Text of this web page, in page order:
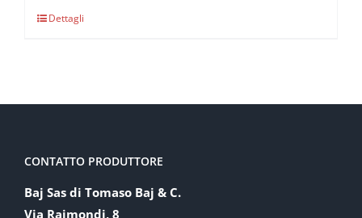
Dettagli
CONTATTO PRODUTTORE
Baj Sas di Tomaso Baj & C.
Via Raimondi, 8